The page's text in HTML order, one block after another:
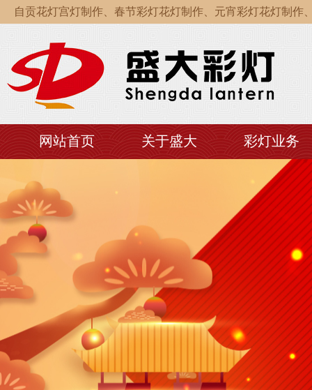
灯宫灯制作、春节彩灯花灯制作、元宵彩灯花灯制作、
灯宫灯制作、春节彩灯花灯制作、元宵彩灯花灯制作、
网站首页 关于盛大 彩灯业务